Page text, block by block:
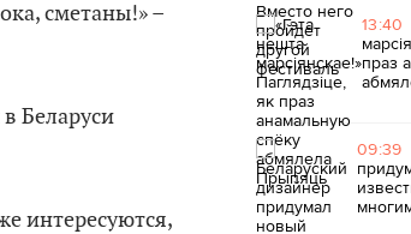
сметаны!» –
интересуются,
13:40
праз
09:39